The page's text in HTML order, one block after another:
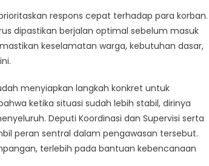
respons cepat terhadap para korban.
dipastikan berjalan optimal sebelum masuk
keselamatan warga, kebutuhan dasar,
menyiapkan langkah konkret untuk
ketika situasi sudah lebih stabil, dirinya
Deputi Koordinasi dan Supervisi serta
peran sentral dalam pengawasan tersebut.
terlebih pada bantuan kebencanaan